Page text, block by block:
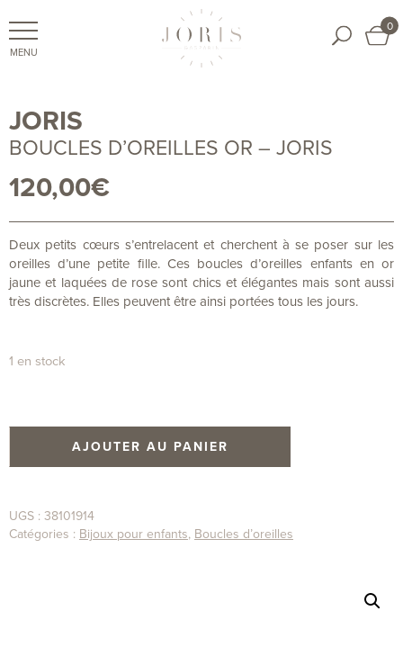
0
JORIS
BOUCLES D’OREILLES OR – JORIS
120,00€
Deux petits cœurs s’entrelacent et cherchent à se poser sur les
oreilles d’une petite fille. Ces boucles d’oreilles enfants en or
jaune et laquées de rose sont chics et élégantes mais sont aussi
très discrètes. Elles peuvent être ainsi portées tous les jours.
1 en stock
AJOUTER AU PANIER
UGS : 38101914
Catégories : Bijoux pour enfants, Boucles d’oreilles